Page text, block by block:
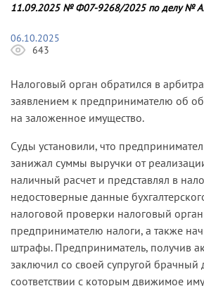
11.09.2025 № Ф07-9268/2025 по делу №
06.10.2025
643
Налоговый орган обратился в
заявлением к предпринимателю об
на заложенное имущество.
Суды установили, что
занижал суммы выручки от
наличный расчет и представлял в
недостоверные данные
налоговой проверки налоговый
предпринимателю налоги, а также
штрафы. Предприниматель, получив
заключил со своей супругой брачный
соответствии с которым движимое